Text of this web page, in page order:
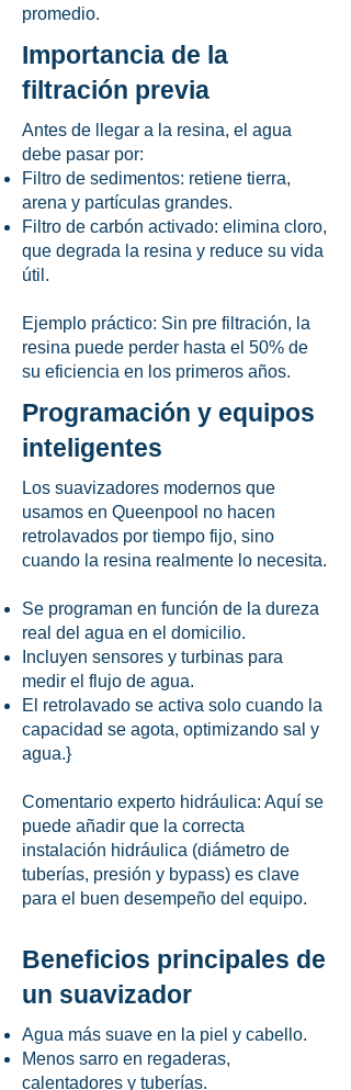
promedio.
Importancia de la
filtración previa
Antes de llegar a la resina, el agua
debe pasar por:
Filtro de sedimentos: retiene tierra,
arena y partículas grandes.
Filtro de carbón activado: elimina cloro,
que degrada la resina y reduce su vida
útil.
Ejemplo práctico: Sin pre filtración, la
resina puede perder hasta el 50% de
su eficiencia en los primeros años.
Programación y equipos
inteligentes
Los suavizadores modernos que
usamos en Queenpool no hacen
retrolavados por tiempo fijo, sino
cuando la resina realmente lo necesita.
Se programan en función de la dureza
real del agua en el domicilio.
Incluyen sensores y turbinas para
medir el flujo de agua.
El retrolavado se activa solo cuando la
capacidad se agota, optimizando sal y
agua.}
Comentario experto hidráulica: Aquí se
puede añadir que la correcta
instalación hidráulica (diámetro de
tuberías, presión y bypass) es clave
para el buen desempeño del equipo.
Beneficios principales de
un suavizador
Agua más suave en la piel y cabello.
Menos sarro en regaderas,
calentadores y tuberías.